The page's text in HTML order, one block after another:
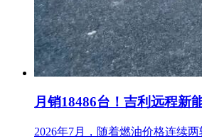
月销18486台！吉利远程新
2026年7月，随着燃油价格连续